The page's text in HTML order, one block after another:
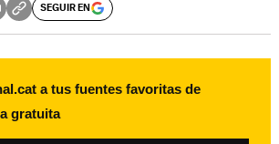
SEGUIR EN
a tus fuentes favoritas de
gratuita